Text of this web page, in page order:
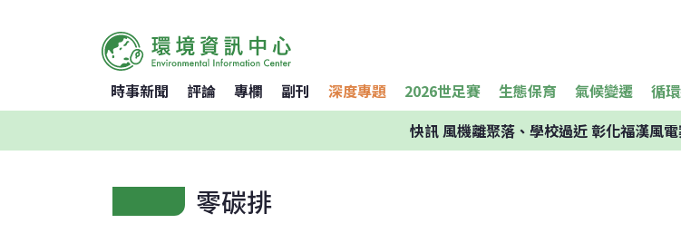
時事新聞 評論 專欄 副刊 深度專題 2026世足賽 生態保育 氣候變遷 循
快訊風機離聚落、學校過近 彰化福漢風
零碳排